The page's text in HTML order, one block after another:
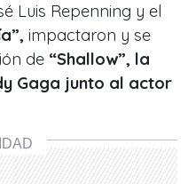
Luis Repenning y el
impactaron y se
de “Shallow”, la
Gaga junto al actor